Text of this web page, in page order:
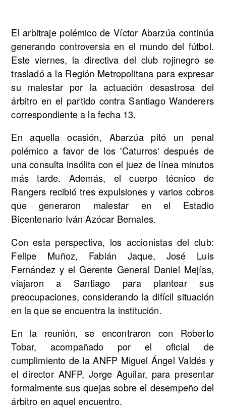
El arbitraje polémico de Víctor Abarzúa continúa
generando controversia en el mundo del fútbol.
Este viernes, la directiva del club rojinegro se
trasladó a la Región Metropolitana para expresar
su malestar por la actuación desastrosa del
árbitro en el partido contra Santiago Wanderers
correspondiente a la fecha 13.
En aquella ocasión, Abarzúa pitó un penal
polémico a favor de los 'Caturros' después de
una consulta insólita con el juez de línea minutos
más tarde. Además, el cuerpo técnico de
Rangers recibió tres expulsiones y varios cobros
que generaron malestar en el Estadio
Bicentenario Iván Azócar Bernales.
Con esta perspectiva, los accionistas del club:
Felipe Muñoz, Fabián Jaque, José Luis
Fernández y el Gerente General Daniel Mejías,
viajaron a Santiago para plantear sus
preocupaciones, considerando la difícil situación
en la que se encuentra la institución.
En la reunión, se encontraron con Roberto
Tobar, acompañado por el oficial de
cumplimiento de la ANFP Miguel Ángel Valdés y
el director ANFP, Jorge Aguilar, para presentar
formalmente sus quejas sobre el desempeño del
árbitro en aquel encuentro.